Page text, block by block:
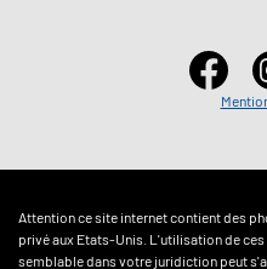
Attention ce site internet contient des
privé aux Etats-Unis. L'utilisation de
semblable dans votre juridiction peut